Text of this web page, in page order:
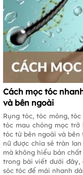
Cách mọc tóc
và bên ngoài
Rụng tóc, tóc mỏng,
tóc mau chóng mọc
tóc từ bên ngoài và bên
nữ được chia sẻ tràn
mà không hiểu bản
trong bài viết dưới đây,
sóc tóc để mái nhanh